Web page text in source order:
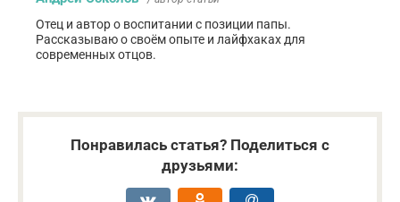
Отец и автор о воспитании с позиции папы.
Рассказываю о своём опыте и лайфхаках для
современных отцов.
Понравилась статья? Поделиться с
друзьями: